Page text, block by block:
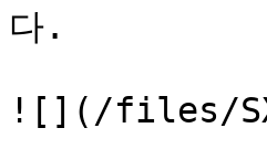
다.
![](/files/